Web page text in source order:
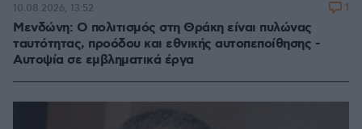
Μενδώνη: Ο πολιτισμός στη Θράκη είναι πυλώνας
ταυτότητας, προόδου και εθνικής αυτοπεποίθησης -
Αυτοψία σε εμβληματικά έργα
10.08.2026, 13:52 1